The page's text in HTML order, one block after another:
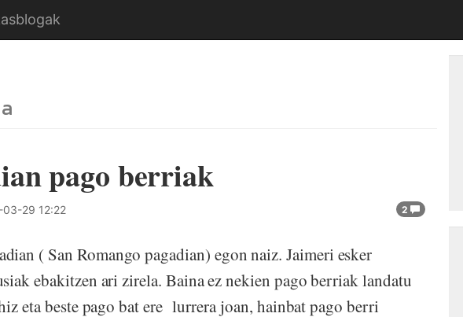
pago berriak
2
29 12:22
( San Romango pagadian) egon naiz. Jaimeri esker
ebakitzen ari zirela. Baina ez nekien pago berriak landatu
eta beste pago bat ere lurrera joan, hainbat pago berri